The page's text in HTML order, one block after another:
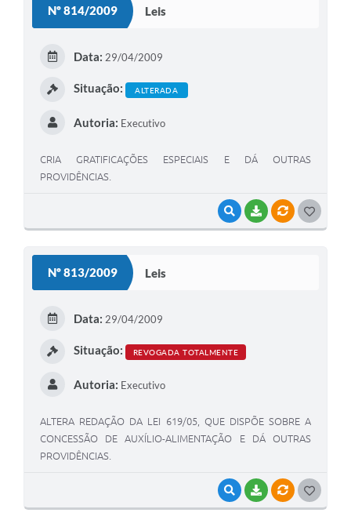
Nº 814/2009 Leis
VISUALIZAR
BAIXARVÍNCULOS
Data: 29/04/2009
Situação: ALTERADA
Autoria: Executivo
CRIA GRATIFICAÇÕES ESPECIAIS E DÁ OUTRAS
PROVIDÊNCIAS.
Nº 813/2009 Leis
VISUALIZAR
BAIXARVÍNCULOS
Data: 29/04/2009
Situação: REVOGADA TOTALMENTE
Autoria: Executivo
ALTERA REDAÇÃO DA LEI 619/05, QUE DISPÕE SOBRE A
CONCESSÃO DE AUXÍLIO-ALIMENTAÇÃO E DÁ OUTRAS
PROVIDÊNCIAS.